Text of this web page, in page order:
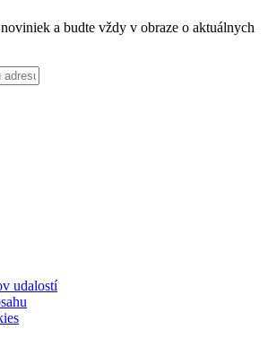
a budte vždy v obraze o aktuálnych
udalostí